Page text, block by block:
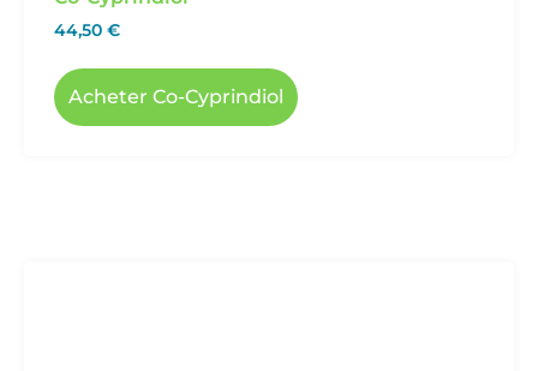
44,50 €
Acheter Co-Cyprindiol